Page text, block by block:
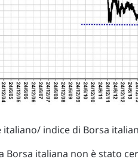
italiano/ indice di Borsa
Borsa italiana non è stato